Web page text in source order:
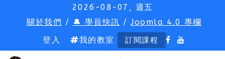
2026-08-07, 週五
關於我們 / 🔔 學員快訊 /Joomla 4.0 專欄
登入
我的教室 訂閱課程